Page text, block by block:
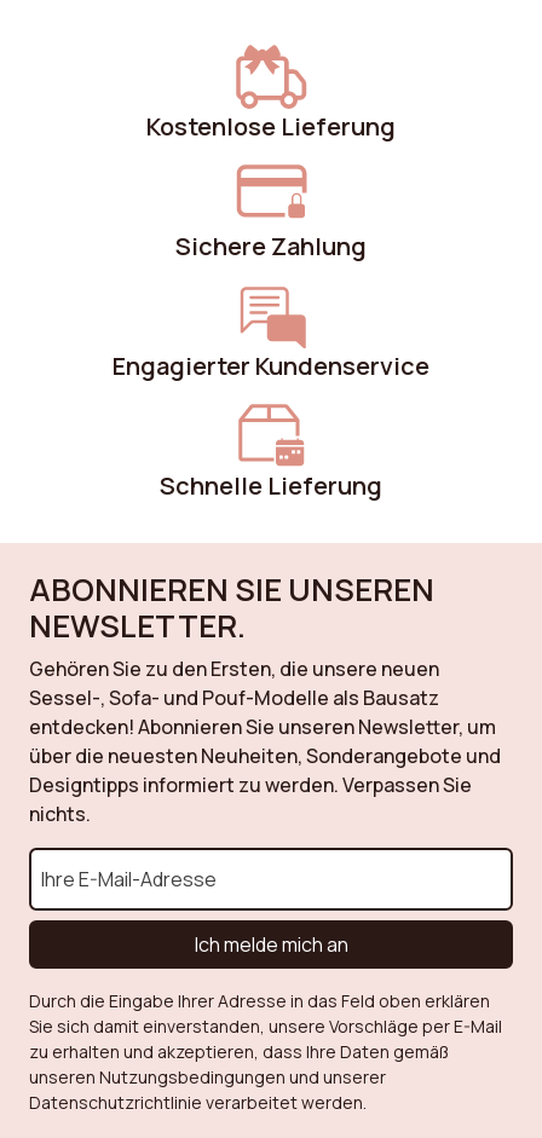
Kostenlose Lieferung
Sichere Zahlung
Engagierter Kundenservice
Schnelle Lieferung
ABONNIEREN SIE UNSEREN
NEWSLETTER.
Gehören Sie zu den Ersten, die unsere neuen
Sessel-, Sofa- und Pouf-Modelle als Bausatz
entdecken! Abonnieren Sie unseren Newsletter, um
über die neuesten Neuheiten, Sonderangebote und
Designtipps informiert zu werden. Verpassen Sie
nichts.
Ich melde mich an
Durch die Eingabe Ihrer Adresse in das Feld oben erklären
Sie sich damit einverstanden, unsere Vorschläge per E-Mail
zu erhalten und akzeptieren, dass Ihre Daten gemäß
unseren Nutzungsbedingungen und unserer
Datenschutzrichtlinie verarbeitet werden.